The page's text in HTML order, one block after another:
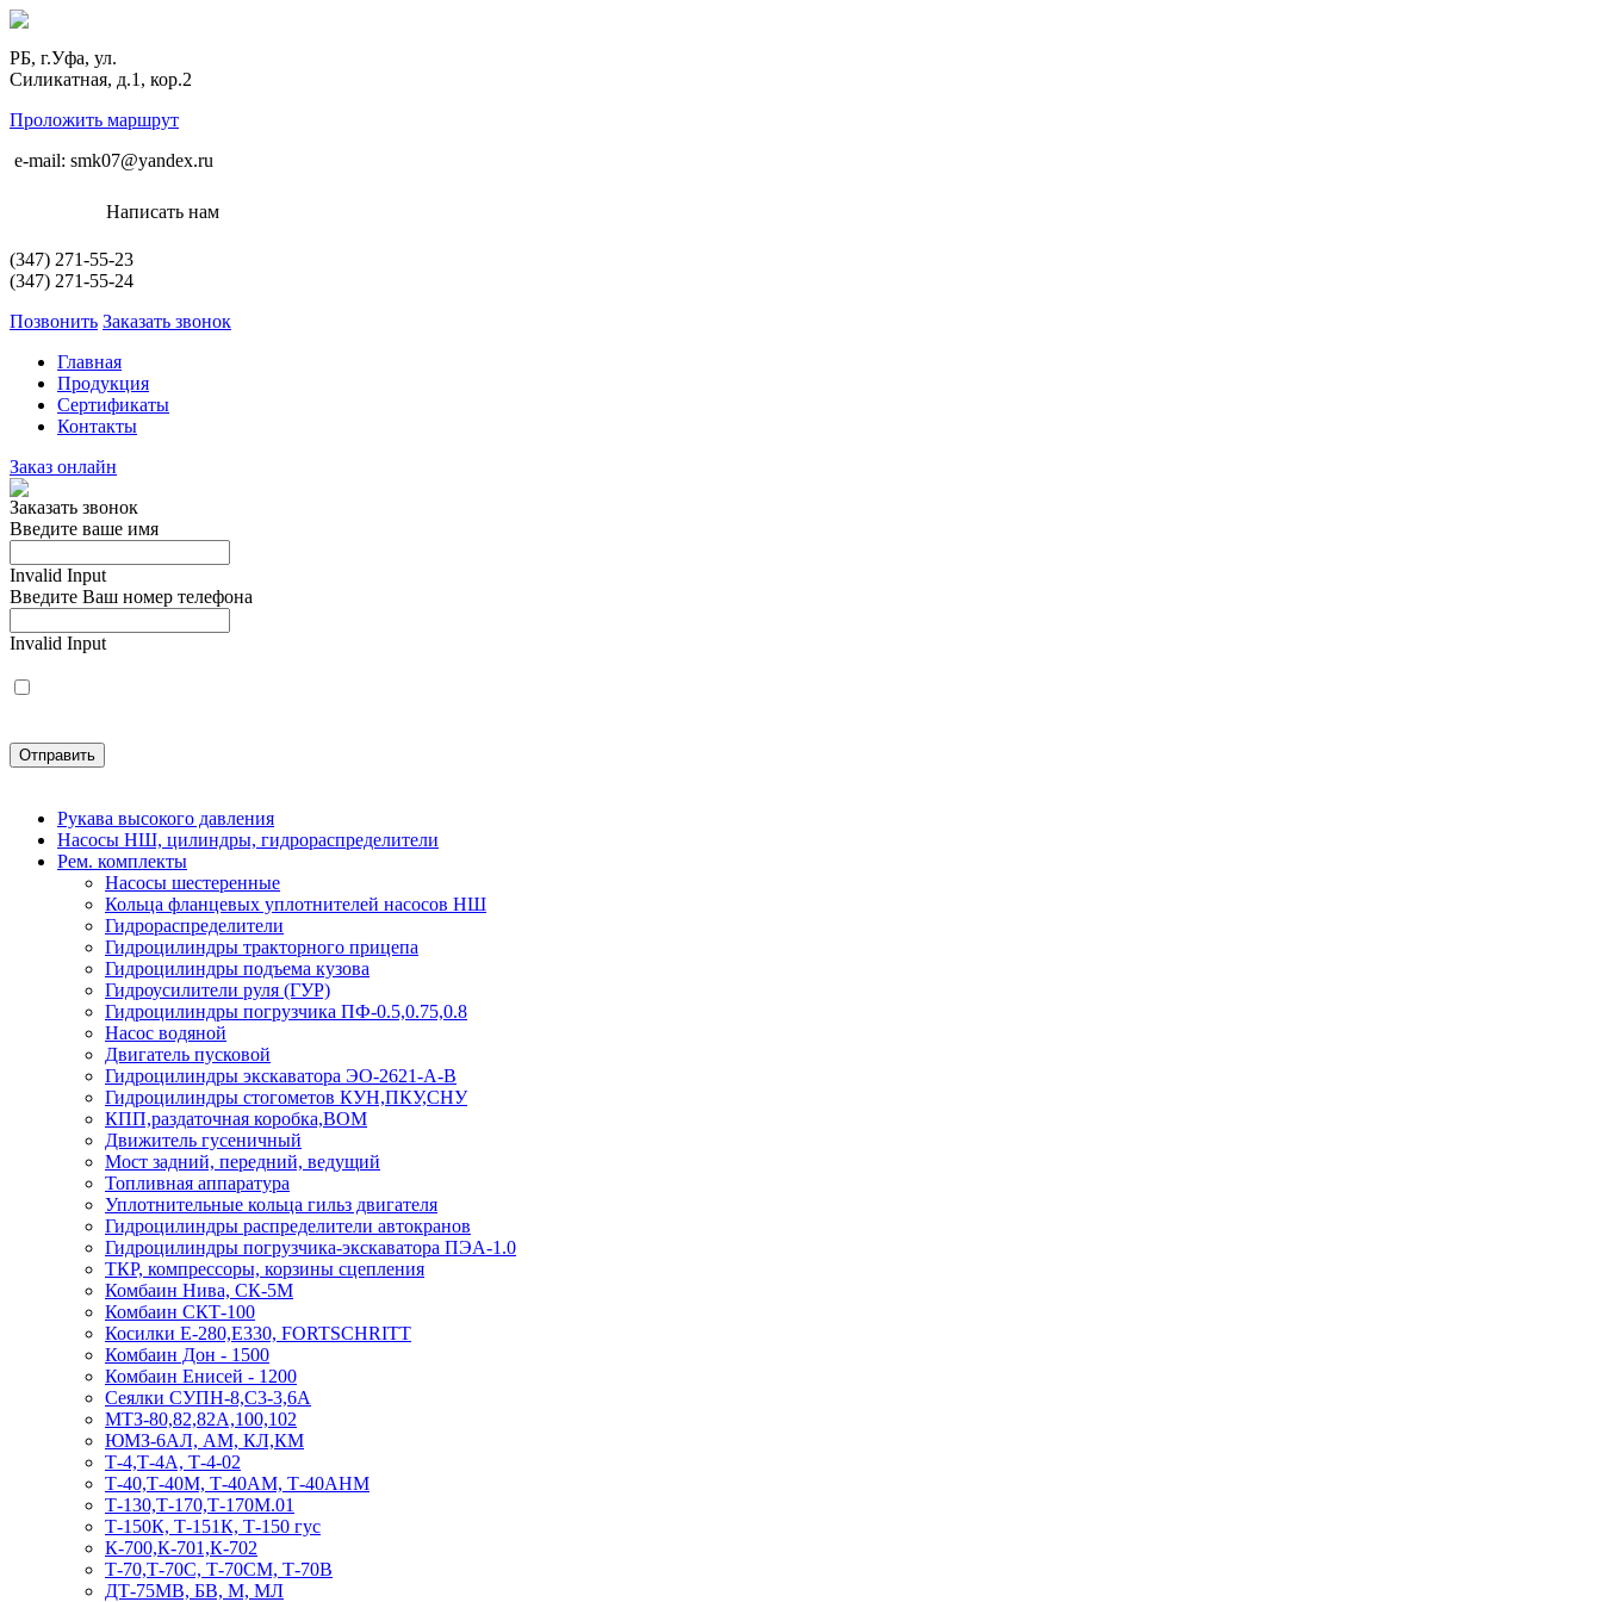
РБ, г.Уфа, ул.
Силикатная, д.1, кор.2
Проложить маршрут
e-mail: smk07@yandex.ru
Написать нам
(347) 271-55-23
(347) 271-55-24
Позвонить Заказать звонок
Главная
Продукция
Сертификаты
Контакты
Заказ онлайн
Заказать звонок
Введите ваше имя
Invalid Input
Введите Ваш номер телефона
Invalid Input
Рукава высокого давления
Насосы НШ, цилиндры, гидрораспределители
Рем. комплекты
Насосы шестеренные
Кольца фланцевых уплотнителей насосов НШ
Гидрораспределители
Гидроцилиндры тракторного прицепа
Гидроцилиндры подъема кузова
Гидроусилители руля (ГУР)
Гидроцилиндры погрузчика ПФ-0.5,0.75,0.8
Насос водяной
Двигатель пусковой
Гидроцилиндры экскаватора ЭО-2621-А-В
Гидроцилиндры стогометов КУН,ПКУ,СНУ
КПП,раздаточная коробка,ВОМ
Движитель гусеничный
Мост задний, передний, ведущий
Топливная аппаратура
Уплотнительные кольца гильз двигателя
Гидроцилиндры распределители автокранов
Гидроцилиндры погрузчика-экскаватора ПЭА-1.0
ТКР, компрессоры, корзины сцепления
Комбаин Нива, СК-5М
Комбаин СКТ-100
Косилки Е-280,Е330, FORTSCHRITT
Комбаин Дон - 1500
Комбаин Енисей - 1200
Сеялки СУПН-8,С3-3,6А
МТЗ-80,82,82А,100,102
ЮМЗ-6АЛ, АМ, КЛ,КМ
Т-4,Т-4А, Т-4-02
Т-40,Т-40М, Т-40АМ, Т-40АНМ
Т-130,Т-170,Т-170М.01
Т-150К, Т-151К, Т-150 гус
К-700,К-701,К-702
Т-70,Т-70С, Т-70СМ, Т-70В
ДТ-75МВ, БВ, М, МЛ